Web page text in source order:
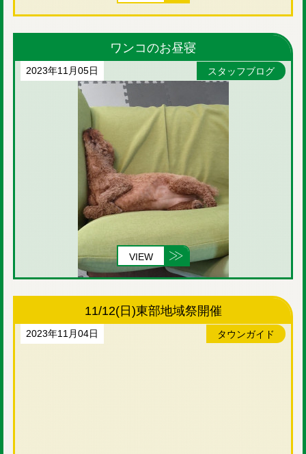
ワンコのお昼寝
2023年11月05日 スタッフブログ
VIEW
11/12(日)東部地域祭開催
2023年11月04日 タウンガイド